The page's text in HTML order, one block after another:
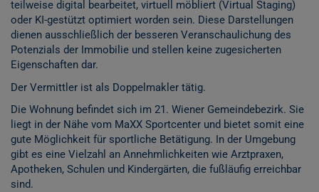
teilweise digital bearbeitet, virtuell möbliert (Virtual Staging)
oder KI-gestützt optimiert worden sein. Diese Darstellungen
dienen ausschließlich der besseren Veranschaulichung des
Potenzials der Immobilie und stellen keine zugesicherten
Eigenschaften dar.
Der Vermittler ist als Doppelmakler tätig.
Die Wohnung befindet sich im 21. Wiener Gemeindebezirk. Sie
liegt in der Nähe vom MaXX Sportcenter und bietet somit eine
gute Möglichkeit für sportliche Betätigung. In der Umgebung
gibt es eine Vielzahl an Annehmlichkeiten wie Arztpraxen,
Apotheken, Schulen und Kindergärten, die fußläufig erreichbar
sind.